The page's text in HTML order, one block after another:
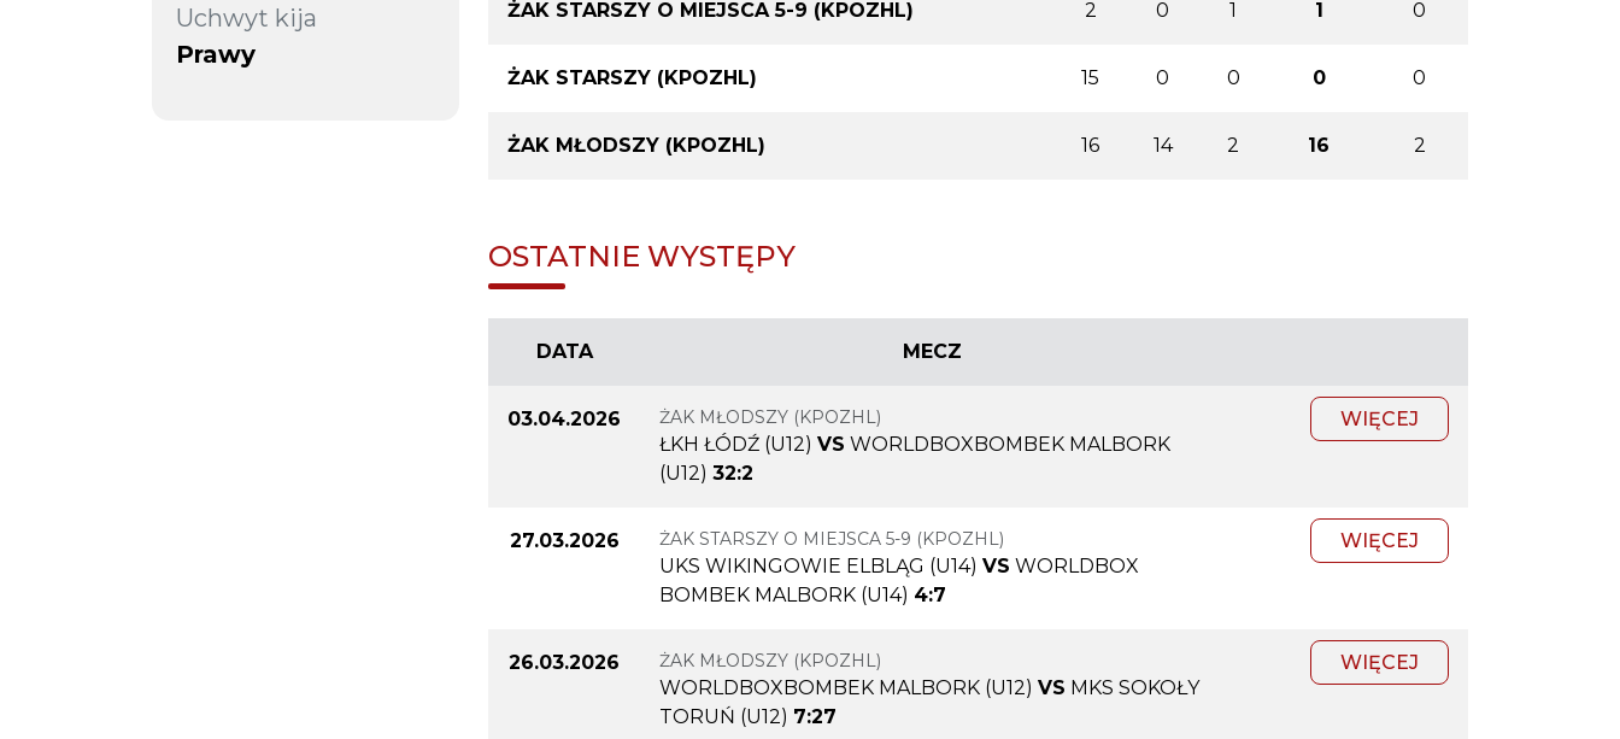
Uchwyt kija
Prawy
ŻAK STARSZY O MIEJSCA 5-9 (KPOZHL) 2 0 1 1 0
ŻAK STARSZY (KPOZHL) 15 0 0 0 0
ŻAK MŁODSZY (KPOZHL) 16 14 2 16 2
OSTATNIE WYSTĘPY
DATA MECZ
03.04.2026 ŻAK MŁODSZY (KPOZHL)
ŁKH ŁÓDŹ (U12) VS WORLDBOXBOMBEK MALBORK
(U12) 32:2
WIĘCEJ
27.03.2026 ŻAK STARSZY O MIEJSCA 5-9 (KPOZHL)
UKS WIKINGOWIE ELBLĄG (U14) VS WORLDBOX
BOMBEK MALBORK (U14) 4:7
WIĘCEJ
26.03.2026 ŻAK MŁODSZY (KPOZHL)
WORLDBOXBOMBEK MALBORK (U12) VS MKS SOKOŁY
TORUŃ (U12) 7:27
WIĘCEJ